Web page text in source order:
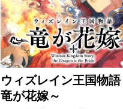
ウィズレイン王国物
竜が花嫁～